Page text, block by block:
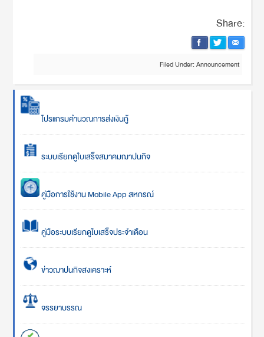
Share:
Filed Under:Announcement
โปรแกรมคำนวณการส่งเงินกู้
ระบบเรียกดูใบเสร็จสมาคมฌาปนกิจ
คู่มือการใช้งาน Mobile App สหกรณ์
คู่มือระบบเรียกดูใบเสร็จประจำเดือน
ข่าวฌาปนกิจสงเคราะห์
จรรยาบรรณ